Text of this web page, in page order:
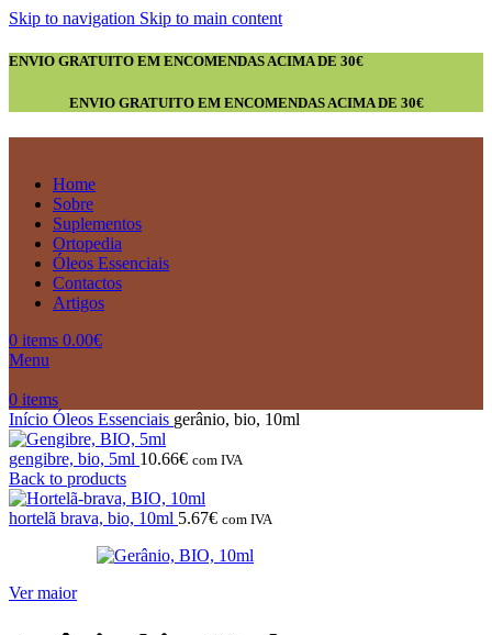
Skip to navigation Skip to main content
ENVIO GRATUITO EM ENCOMENDAS ACIMA DE 30€
ENVIO GRATUITO EM ENCOMENDAS ACIMA DE 30€
Home
Sobre
Suplementos
Ortopedia
Óleos Essenciais
Contactos
Artigos
0 items 0.00€
Menu
0 items
Início Óleos Essenciais gerânio, bio, 10ml
gengibre, bio, 5ml 10.66€ com IVA
Back to products
hortelã brava, bio, 10ml 5.67€ com IVA
Ver maior